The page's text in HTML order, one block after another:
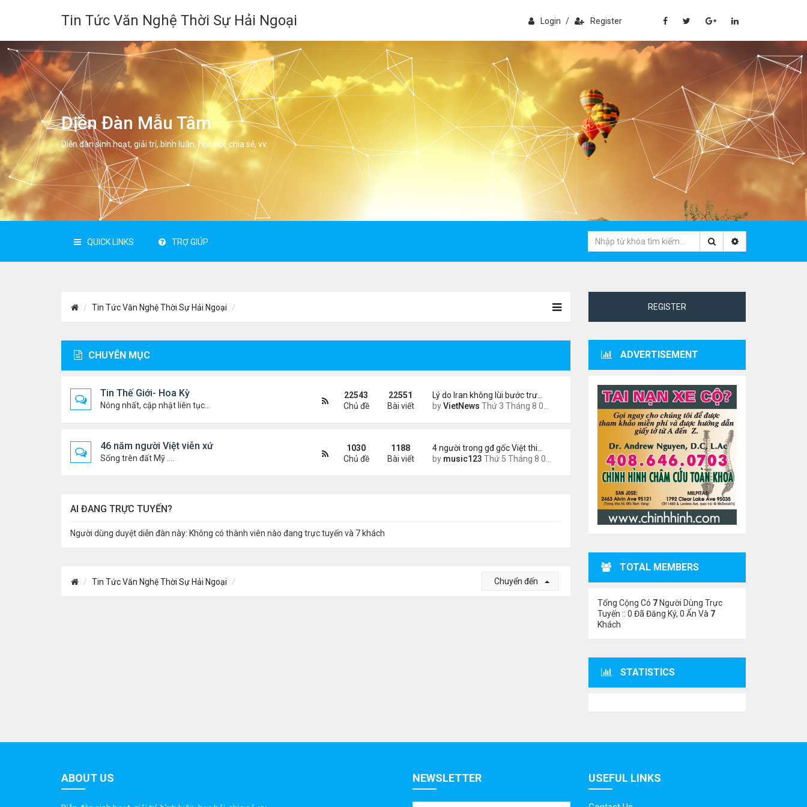
Tin Tức Văn Nghệ Thời Sự Hải Ngoại Login / Register
Diễn Đàn Mẫu Tâm
Diễn đàn sinh hoạt, giải trí, bình luân, học hỏi, chia sẻ, vv.
QUICK LINKS TRỢ GIÚP
Tin Tức Văn Nghệ Thời Sự Hải Ngoại
CHUYÊN MỤC
Tin Thế Giới- Hoa Kỳ
Nóng nhất, cập nhật liên tục...
Lý do Iran không lùi bước trư…
byVietNews Thứ 3 Tháng 8 04, 2026 4:32 pm
22543
Chủ đề
22551
Bài viết
46 năm người Việt viễn xứ
Sống trên đất Mỹ ....
4 người trong gđ gốc Việt thi…
by music123 Thứ 5 Tháng 8 06, 2026 4:06 pm
1030
Chủ đề
1188
Bài viết
AI ĐANG TRỰC TUYẾN?
Người dùng duyệt diễn đàn này: Không có thành viên nào đang trực tuyến và 7 khách
Tin Tức Văn Nghệ Thời Sự Hải Ngoại Chuyển đến
REGISTER
ADVERTISEMENT
TOTAL MEMBERS
Tổng Cộng Có 7Người Dùng Trực
Tuyến :: 0 Đã Đăng Ký, 0 Ẩn Và 7
Khách
STATISTICS
ABOUT US NEWSLETTER USEFUL LINKS